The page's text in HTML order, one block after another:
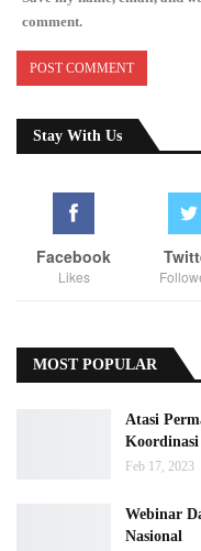
comment.
Stay With Us
Facebook
Likes
MOST POPULAR
Atasi
Feb 17, 2023
Webinar
Nasional